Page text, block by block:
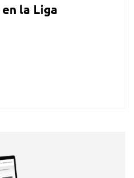
la Liga